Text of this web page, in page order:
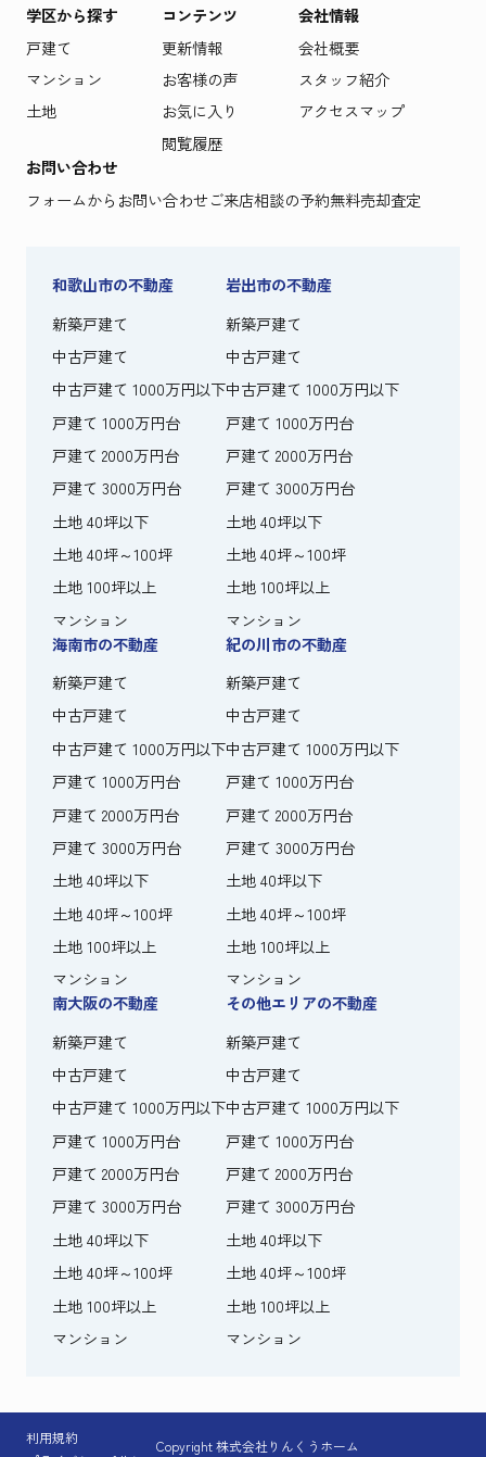
学区から探す
戸建て
マンション
土地
コンテンツ
更新情報
お客様の声
お気に入り
閲覧履歴
会社情報
会社概要
スタッフ紹介
アクセスマップ
お問い合わせ
フォームからお問い合わせご来店相談の予約無料売却査定
和歌山市の不動産
新築戸建て
中古戸建て
中古戸建て 1000万円以下
戸建て 1000万円台
戸建て 2000万円台
戸建て 3000万円台
土地 40坪以下
土地 40坪～100坪
土地 100坪以上
マンション
岩出市の不動産
新築戸建て
中古戸建て
中古戸建て 1000万円以下
戸建て 1000万円台
戸建て 2000万円台
戸建て 3000万円台
土地 40坪以下
土地 40坪～100坪
土地 100坪以上
マンション
海南市の不動産
新築戸建て
中古戸建て
中古戸建て 1000万円以下
戸建て 1000万円台
戸建て 2000万円台
戸建て 3000万円台
土地 40坪以下
土地 40坪～100坪
土地 100坪以上
マンション
紀の川市の不動産
新築戸建て
中古戸建て
中古戸建て 1000万円以下
戸建て 1000万円台
戸建て 2000万円台
戸建て 3000万円台
土地 40坪以下
土地 40坪～100坪
土地 100坪以上
マンション
南大阪の不動産
新築戸建て
中古戸建て
中古戸建て 1000万円以下
戸建て 1000万円台
戸建て 2000万円台
戸建て 3000万円台
土地 40坪以下
土地 40坪～100坪
土地 100坪以上
マンション
その他エリアの不動産
新築戸建て
中古戸建て
中古戸建て 1000万円以下
戸建て 1000万円台
戸建て 2000万円台
戸建て 3000万円台
土地 40坪以下
土地 40坪～100坪
土地 100坪以上
マンション
利用規約
Copyright 株式会社りんくうホーム